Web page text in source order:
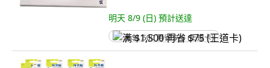
明天 8/9 (日) 預計送達
满 $1,500 再省 $75 (王道卡)